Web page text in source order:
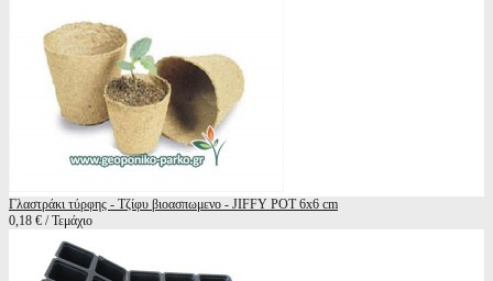
Γλαστράκι τύρφης - Τζίφυ βιοασπωμενο - JIFFY POT 6x6 cm
0,18 € / Τεμάχιο